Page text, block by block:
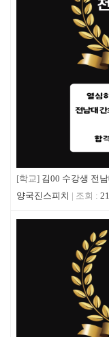
[학교] 김00 수강생 전
양국진스피치